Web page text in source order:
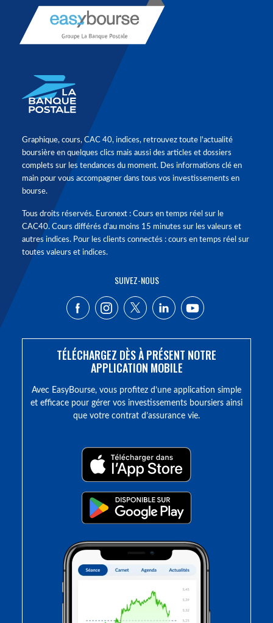
Graphique, cours, CAC 40, indices, retrouvez toute l'actualité
boursière en quelques clics mais aussi des articles et dossiers
complets sur les tendances du moment. Des informations clé en
main pour vous accompagner dans tous vos investissements en
bourse.
Tous droits réservés. Euronext : Cours en temps réel sur le
CAC40. Cours différés d'au moins 15 minutes sur les valeurs et
autres indices. Pour les clients connectés : cours en temps réel sur
toutes valeurs et indices.
SUIVEZ-NOUS
TÉLÉCHARGEZ DÈS À PRÉSENT NOTRE
APPLICATION MOBILE
Avec EasyBourse, vous profitez d’une application simple
et efficace pour gérer vos investissements boursiers ainsi
que votre contrat d’assurance vie.